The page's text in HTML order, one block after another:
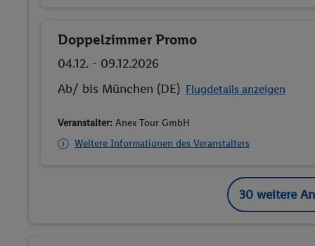
Buchen
Doppelzimmer Promo
04.12. - 09.12.2026
Ab/ bis München (DE) Flugdetails anzeigen
Veranstalter: Anex Tour GmbH
Weitere Informationen des Veranstalters
30 weitere